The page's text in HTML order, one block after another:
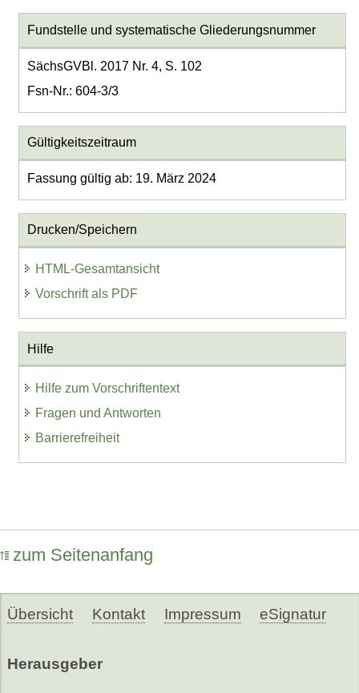
Fundstelle und systematische Gliederungsnummer
SächsGVBl. 2017 Nr. 4, S. 102
Fsn-Nr.: 604-3/3
Gültigkeitszeitraum
Fassung gültig ab: 19. März 2024
Drucken/Speichern
HTML-Gesamtansicht
Vorschrift als PDF
Hilfe
Hilfe zum Vorschriftentext
Fragen und Antworten
Barrierefreiheit
zum Seitenanfang
Übersicht Kontakt Impressum eSignatur
Herausgeber